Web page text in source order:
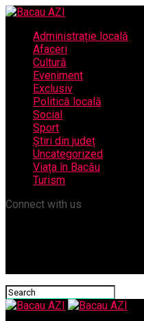
Administrație locală
Afaceri
Cultură
Eveniment
Exclusiv
Politică locală
Social
Sport
Știri din județ
Uncategorized
Viața în Bacău
Turism
Connect with us